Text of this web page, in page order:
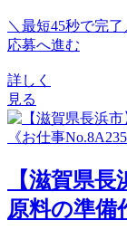
＼最短45秒で完了
応募へ進む
詳しく
見る
【滋賀県
原料の準備